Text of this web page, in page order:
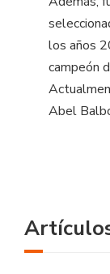
los años
campeón
Abel